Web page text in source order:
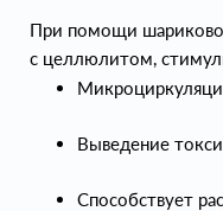
При помощи
с целлюлитом,
Выведение
Способствует